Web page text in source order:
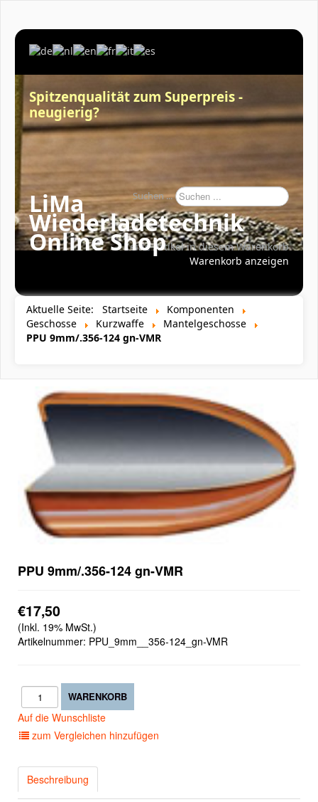
Spitzenqualität zum Superpreis -
neugierig?
Suchen ...
Keine Artikel in diesem Warenkorb
Warenkorb anzeigen
LiMa
Wiederladetechnik
Online Shop
Aktuelle Seite: Startseite
Komponenten
Geschosse
Kurzwaffe
Mantelgeschosse
PPU 9mm/.356-124 gn-VMR
PPU 9mm/.356-124 gn-VMR
€17,50
(Inkl. 19% MwSt.)
Artikelnummer: PPU_9mm__356-124_gn-VMR
Auf die Wunschliste
zum Vergleichen hinzufügen
Beschreibung